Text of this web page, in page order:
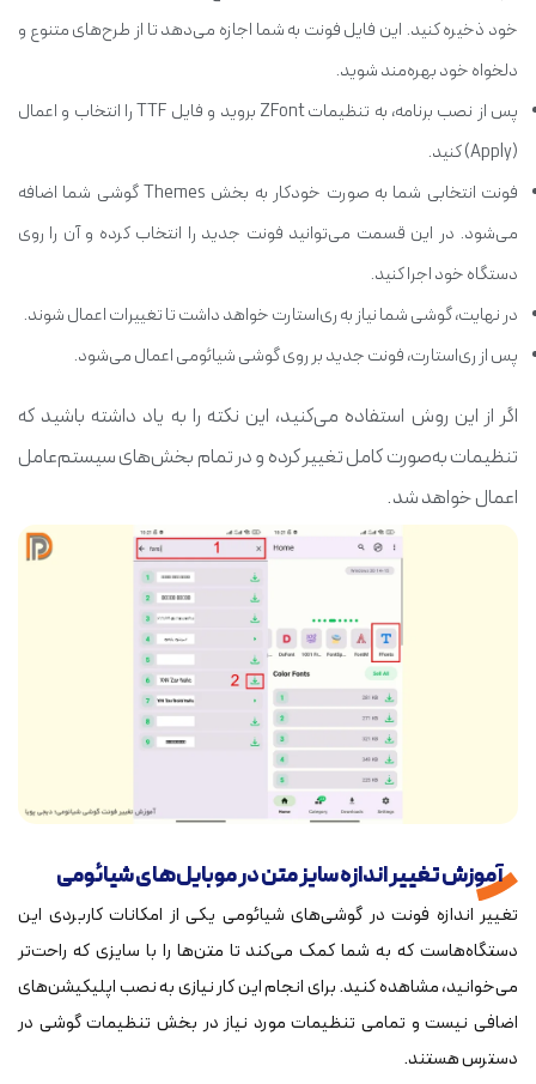
خود ذخیره کنید. این فایل فونت به شما اجازه می‌دهد تا از طرح‌های متنوع و
دلخواه خود بهره‌مند شوید.
پس از نصب برنامه، به تنظیمات ZFont بروید و فایل TTF را انتخاب و اعمال
(Apply) کنید.
فونت انتخابی شما به صورت خودکار به بخش Themes گوشی شما اضافه
می‌شود. در این قسمت می‌توانید فونت جدید را انتخاب کرده و آن را روی
دستگاه خود اجرا کنید.
در نهایت، گوشی شما نیاز به ری‌استارت خواهد داشت تا تغییرات اعمال شوند.
پس از ری‌استارت، فونت جدید بر روی گوشی شیائومی اعمال می‌شود.
اگر از این روش استفاده می‌کنید، این نکته را به یاد داشته باشید که
تنظیمات به‌صورت کامل تغییر کرده و در تمام بخش‌های سیستم‌عامل
اعمال خواهد شد.
آموزش تغییر اندازه سایز متن در موبایل‌های شیائومی
تغییر اندازه فونت در گوشی‌های شیائومی یکی از امکانات کاربردی این
دستگاه‌هاست که به شما کمک می‌کند تا متن‌ها را با سایزی که راحت‌تر
می‌خوانید، مشاهده کنید. برای انجام این کار نیازی به نصب اپلیکیشن‌های
اضافی نیست و تمامی تنظیمات مورد نیاز در بخش تنظیمات گوشی در
دسترس هستند.